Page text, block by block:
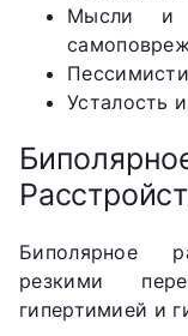
Мысли и
Усталость
Биполярное
резкими
гипертимией и